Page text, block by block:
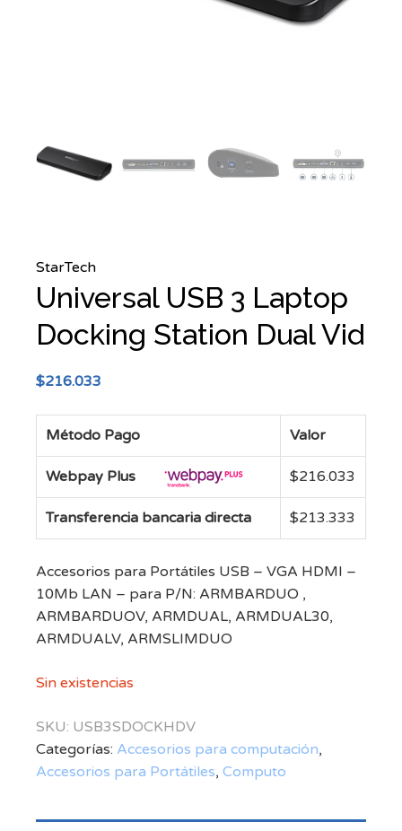
StarTech
Universal USB 3 Laptop
Docking Station Dual Vid
$216.033
Método Pago Valor
Webpay Plus $216.033
Transferencia bancaria directa $213.333
Accesorios para Portátiles USB – VGA HDMI –
10Mb LAN – para P/N: ARMBARDUO ,
ARMBARDUOV, ARMDUAL, ARMDUAL30,
ARMDUALV, ARMSLIMDUO
Sin existencias
SKU: USB3SDOCKHDV
Categorías: Accesorios para computación,
Accesorios para Portátiles, Computo